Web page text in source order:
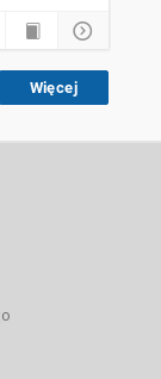
Więcej